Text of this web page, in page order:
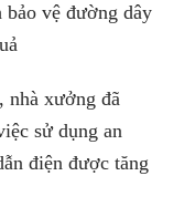
bảo vệ đường dây
nhà xưởng đã
sử dụng an
điện được tăng